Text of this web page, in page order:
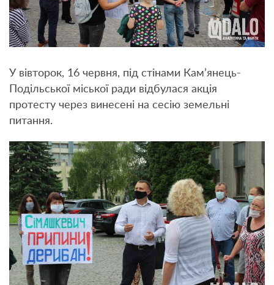
У вівторок, 16 червня, під стінами Кам’янець-
Подільської міської ради відбулася акція
протесту через винесені на сесію земельні
питання.